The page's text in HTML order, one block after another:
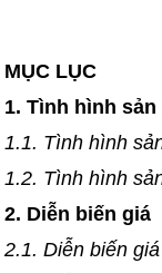
MỤC LỤC
1. Tình hình
1.1. Tình hình
1.2. Tình hình
2. Diễn biến
2.1. Diễn biến